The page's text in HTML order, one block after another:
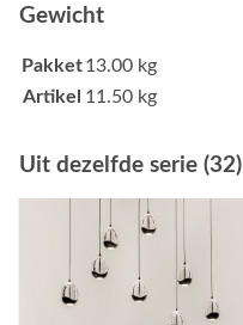
Gewicht
Pakket13.00 kg
Artikel 11.50 kg
Uit dezelfde serie (32)